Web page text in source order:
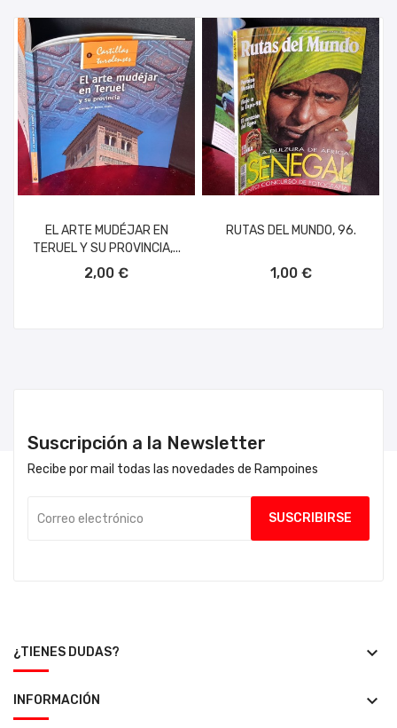
EL ARTE MUDÉJAR EN
TERUEL Y SU PROVINCIA,...
2,00 €
RUTAS DEL MUNDO, 96.
1,00 €
Suscripción a la Newsletter
Recibe por mail todas las novedades de Rampoines
¿TIENES DUDAS? keyboard_arrow_down
INFORMACIÓN keyboard_arrow_down